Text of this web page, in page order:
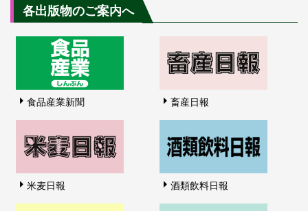
各出版物のご案内へ
食品産業新聞 畜産日報
米麦日報 酒類飲料日報